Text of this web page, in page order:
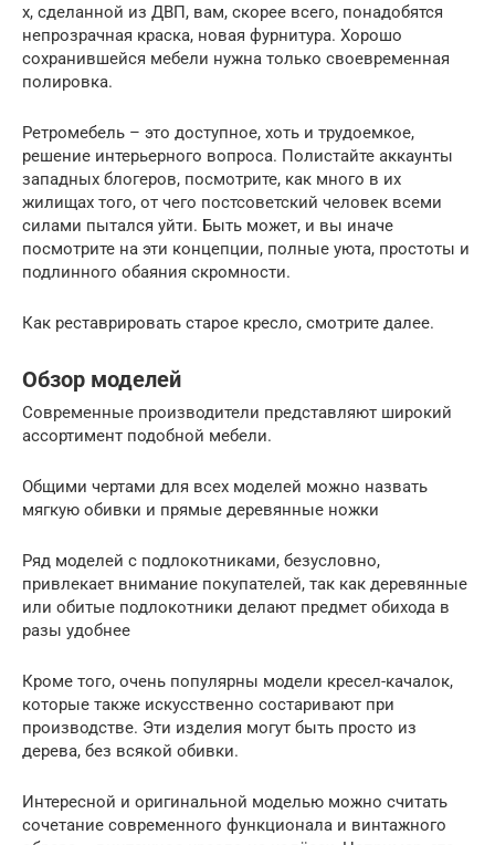
х, сделанной из ДВП, вам, скорее всего, понадобятся
непрозрачная краска, новая фурнитура. Хорошо
сохранившейся мебели нужна только своевременная
полировка.
Ретромебель – это доступное, хоть и трудоемкое,
решение интерьерного вопроса. Полистайте аккаунты
западных блогеров, посмотрите, как много в их
жилищах того, от чего постсоветский человек всеми
силами пытался уйти. Быть может, и вы иначе
посмотрите на эти концепции, полные уюта, простоты и
подлинного обаяния скромности.
Как реставрировать старое кресло, смотрите далее.
Обзор моделей
Современные производители представляют широкий
ассортимент подобной мебели.
Общими чертами для всех моделей можно назвать
мягкую обивки и прямые деревянные ножки
Ряд моделей с подлокотниками, безусловно,
привлекает внимание покупателей, так как деревянные
или обитые подлокотники делают предмет обихода в
разы удобнее
Кроме того, очень популярны модели кресел-качалок,
которые также искусственно состаривают при
производстве. Эти изделия могут быть просто из
дерева, без всякой обивки.
Интересной и оригинальной моделью можно считать
сочетание современного функционала и винтажного